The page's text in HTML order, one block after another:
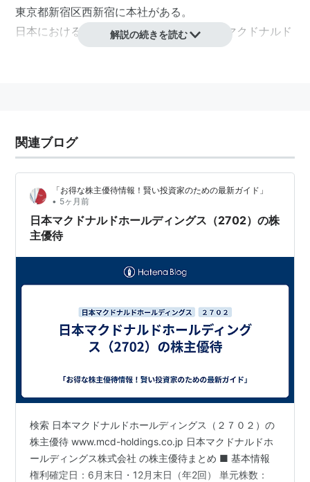
東京都新宿区西新宿に本社がある。
日本におけるマクドナルドの創業は旧日本マクドナルド
株式会社（現在ある日本マクドナルド株式会社とは違う
1日に旧株式会社タキレックの方の日本マクドナルド株
合併した。2002年7月1日に持株会社に移行して現在の
社名になった。
解説の続きを読む
関連ブログ
「お得な株主優待情報！賢い投資家のための最新ガイド」
• 5ヶ月前
日本マクドナルドホールディングス（2702）の株
主優待
検索 日本マクドナルドホールディングス（２７０２）の
株主優待 www.mcd-holdings.co.jp 日本マクドナルドホ
ールディングス株式会社 の株主優待まとめ ■ 基本情報
権利確定日：6月末日・12月末日（年2回） 単元株数：